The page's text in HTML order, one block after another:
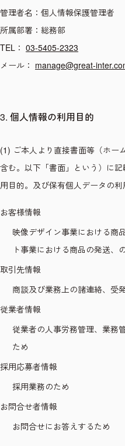
管理者名：個人情報保護管理者
所属部署：総務部
TEL： 03-5405-2323
メール： manage@great-
3. 個人情報の利用目的
(1) ご本人より直接書面等（ホー
含む。以下「書面」という）に
用目的。及び保有個人データの利
お客様情報
映像デザイン事業における商
ト事業における商品の発送、
取引先情報
商談及び業務上の諸連絡、受
従業者情報
従業者の人事労務管理、業務
ため
採用応募者情報
採用業務のため
お問合せ者情報
お問合せにお答えするため